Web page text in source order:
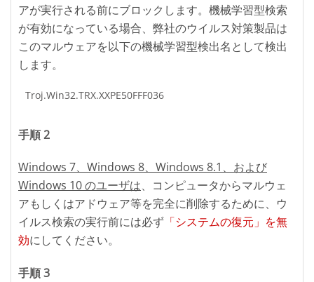
アが実行される前にブロックします。機械学習型検索
が有効になっている場合、弊社のウイルス対策製品は
このマルウェアを以下の機械学習型検出名として検出
します。
Troj.Win32.TRX.XXPE50FFF036
手順 2
Windows 7、Windows 8、Windows 8.1、および
Windows 10 のユーザは、コンピュータからマルウェ
アもしくはアドウェア等を完全に削除するために、ウ
イルス検索の実行前には必ず 「システムの復元」を無
効にしてください。
手順 3